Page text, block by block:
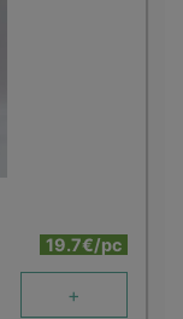
19.7€/pc
+